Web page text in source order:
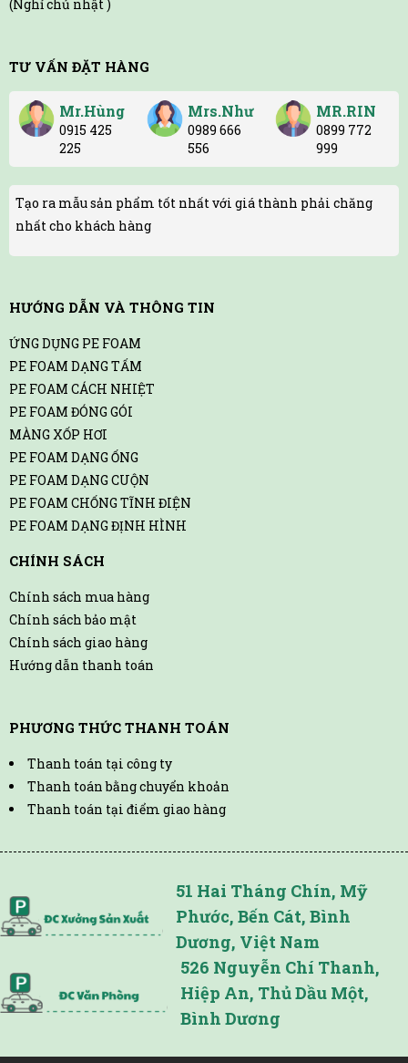
(Nghỉ chủ nhật )
TƯ VẤN ĐẶT HÀNG
Mr.Hùng
0915 425
225
Mrs.Như
0989 666
556
MR.RIN
0899 772
999
Tạo ra mẫu sản phẩm tốt nhất với giá thành phải chăng
nhất cho khách hàng
HƯỚNG DẪN VÀ THÔNG TIN
ỨNG DỤNG PE FOAM
PE FOAM DẠNG TẤM
PE FOAM CÁCH NHIỆT
PE FOAM ĐÓNG GÓI
MÀNG XỐP HƠI
PE FOAM DẠNG ỐNG
PE FOAM DẠNG CUỘN
PE FOAM CHỐNG TĨNH ĐIỆN
PE FOAM DẠNG ĐỊNH HÌNH
CHÍNH SÁCH
Chính sách mua hàng
Chính sách bảo mật
Chính sách giao hàng
Hướng dẫn thanh toán
PHƯƠNG THỨC THANH TOÁN
Thanh toán tại công ty
Thanh toán bằng chuyển khoản
Thanh toán tại điểm giao hàng
51 Hai Tháng Chín, Mỹ
Phước, Bến Cát, Bình
Dương, Việt Nam
526 Nguyễn Chí Thanh,
Hiệp An, Thủ Dầu Một,
Bình Dương